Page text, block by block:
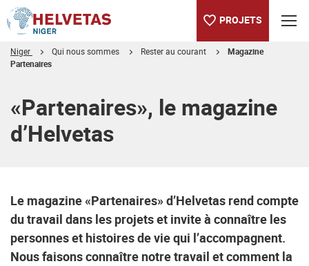
PROJETS
Niger Qui nous sommes Rester au courant
Magazine
Partenaires
«Partenaires», le magazine
d’Helvetas
Le magazine «Partenaires» d’Helvetas rend compte
du travail dans les projets et invite à connaître les
personnes et histoires de vie qui l’accompagnent.
Nous faisons connaître notre travail et comment la